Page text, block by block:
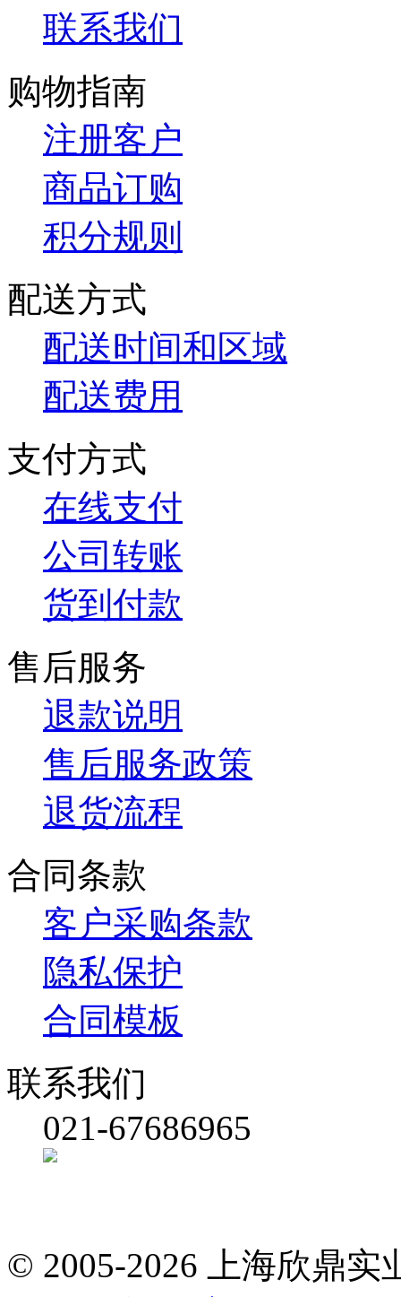
联系我们
购物指南
注册客户
商品订购
积分规则
配送方式
配送时间和区域
配送费用
支付方式
在线支付
公司转账
货到付款
售后服务
退款说明
售后服务政策
退货流程
合同条款
客户采购条款
隐私保护
合同模板
联系我们
021-67686965
© 2005-2026 上海欣鼎